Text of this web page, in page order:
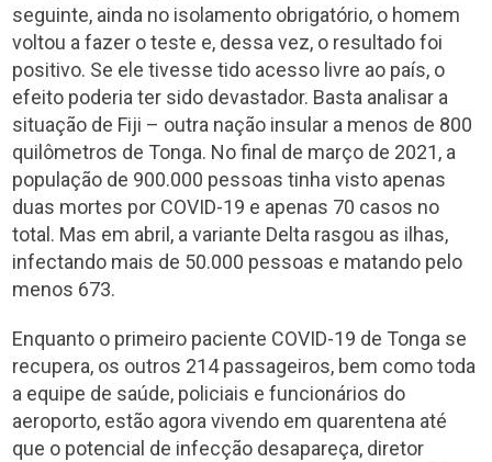
seguinte, ainda no isolamento obrigatório, o homem
voltou a fazer o teste e, dessa vez, o resultado foi
positivo. Se ele tivesse tido acesso livre ao país, o
efeito poderia ter sido devastador. Basta analisar a
situação de Fiji – outra nação insular a menos de 800
quilômetros de Tonga. No final de março de 2021, a
população de 900.000 pessoas tinha visto apenas
duas mortes por COVID-19 e apenas 70 casos no
total. Mas em abril, a variante Delta rasgou as ilhas,
infectando mais de 50.000 pessoas e matando pelo
menos 673.
Enquanto o primeiro paciente COVID-19 de Tonga se
recupera, os outros 214 passageiros, bem como toda
a equipe de saúde, policiais e funcionários do
aeroporto, estão agora vivendo em quarentena até
que o potencial de infecção desapareça, diretor